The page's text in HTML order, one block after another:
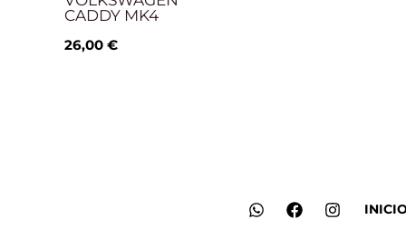
CADDY MK4
26,00 €
W
h
F
a
I
n